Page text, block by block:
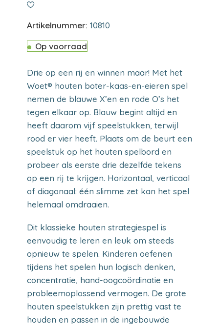
Artikelnummer: 10810
Op voorraad
Drie op een rij en winnen maar! Met het
Woet® houten boter-kaas-en-eieren spel
nemen de blauwe X’en en rode O’s het
tegen elkaar op. Blauw begint altijd en
heeft daarom vijf speelstukken, terwijl
rood er vier heeft. Plaats om de beurt een
speelstuk op het houten spelbord en
probeer als eerste drie dezelfde tekens
op een rij te krijgen. Horizontaal, verticaal
of diagonaal: één slimme zet kan het spel
helemaal omdraaien.
Dit klassieke houten strategiespel is
eenvoudig te leren en leuk om steeds
opnieuw te spelen. Kinderen oefenen
tijdens het spelen hun logisch denken,
concentratie, hand-oogcoördinatie en
probleemoplossend vermogen. De grote
houten speelstukken zijn prettig vast te
houden en passen in de ingebouwde